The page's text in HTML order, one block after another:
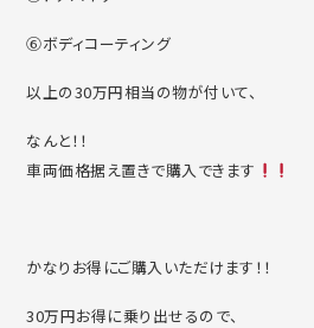
⑥ボディコーティング
以上の30万円相当の物が付いて、
なんと！！
車両価格据え置きで購入できます
かなりお得にご購入いただけます！！
30万円お得に乗り出せるので、